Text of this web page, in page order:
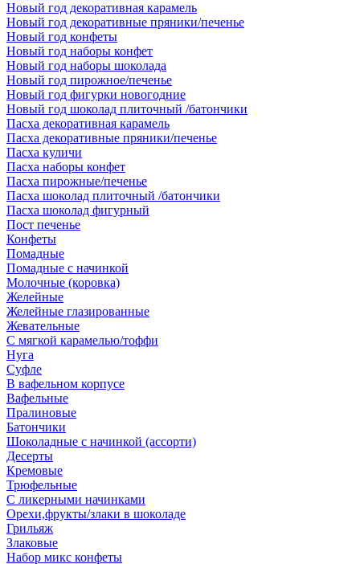
Новый год декоративная карамель
Новый год декоративные пряники/печенье
Новый год конфеты
Новый год наборы конфет
Новый год наборы шоколада
Новый год пирожное/печенье
Новый год фигурки новогодние
Новый год шоколад плиточный /батончики
Пасха декоративная карамель
Пасха декоративные пряники/печенье
Пасха куличи
Пасха наборы конфет
Пасха пирожные/печенье
Пасха шоколад плиточный /батончики
Пасха шоколад фигурный
Пост печенье
Конфеты
Помадные
Помадные с начинкой
Молочные (коровка)
Желейные
Желейные глазированные
Жевательные
С мягкой карамелью/тоффи
Нуга
Суфле
В вафельном корпусе
Вафельные
Пралиновые
Батончики
Шоколадные с начинкой (ассорти)
Десерты
Кремовые
Трюфельные
С ликерными начинками
Орехи,фрукты/злаки в шоколаде
Грильяж
Злаковые
Набор микс конфеты